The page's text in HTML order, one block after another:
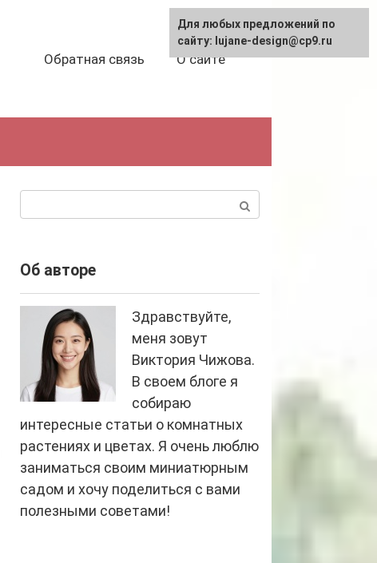
Обратная связь О сайте
Об авторе
Здравствуйте,
меня зовут
Виктория Чижова.
В своем блоге я
собираю
интересные статьи о комнатных
растениях и цветах. Я очень люблю
заниматься своим миниатюрным
садом и хочу поделиться с вами
полезными советами!
Для любых предложений по
сайту: lujane-design@cp9.ru